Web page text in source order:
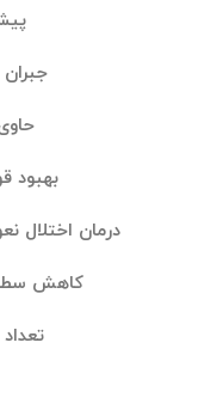
حاوی 20نوع
بهبود
درمان اختلال
کاهش
تعداد : ۳۰ عدد